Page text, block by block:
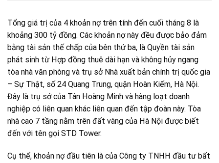
Tổng giá trị của 4 khoản nợ trên tính đến cuối tháng 8 là
khoảng 300 tỷ đồng. Các khoản nợ này đều được bảo đảm
bằng tài sản thế chấp của bên thứ ba, là Quyền tài sản
phát sinh từ Hợp đồng thuê dài hạn và không hủy ngang
tòa nhà văn phòng và trụ sở Nhà xuất bản chính trị quốc gia
– Sự Thật, số 24 Quang Trung, quận Hoàn Kiếm, Hà Nội.
Đây là trụ sở của Tân Hoàng Minh và hàng loạt doanh
nghiệp có liên quan khác liên quan đến tập đoàn này. Tòa
nhà cao 7 tầng nằm trên đất vàng của Hà Nội được biết
đến với tên gọi STD Tower.
Cụ thể, khoản nợ đầu tiên là của Công ty TNHH đầu tư bất